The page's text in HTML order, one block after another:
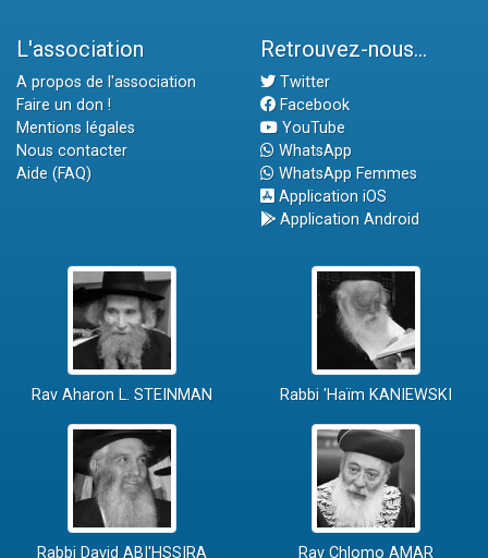
L'association
A propos de l'association
Faire un don !
Mentions légales
Nous contacter
Aide (FAQ)
Retrouvez-nous...
Twitter
Facebook
YouTube
WhatsApp
WhatsApp Femmes
Application iOS
Application Android
Rav Aharon L. STEINMAN Rabbi 'Haïm KANIEWSKI
Rabbi David ABI'HSSIRA Rav Chlomo AMAR